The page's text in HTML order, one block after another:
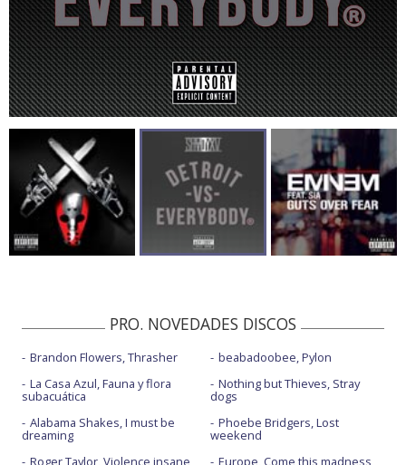
PRO. NOVEDADES DISCOS
Brandon Flowers, Thrasher
La Casa Azul, Fauna y flora
subacuática
Alabama Shakes, I must be
dreaming
Roger Taylor, Violence insane
beabadoobee, Pylon
Nothing but Thieves, Stray
dogs
Phoebe Bridgers, Lost
weekend
Europe, Come this madness